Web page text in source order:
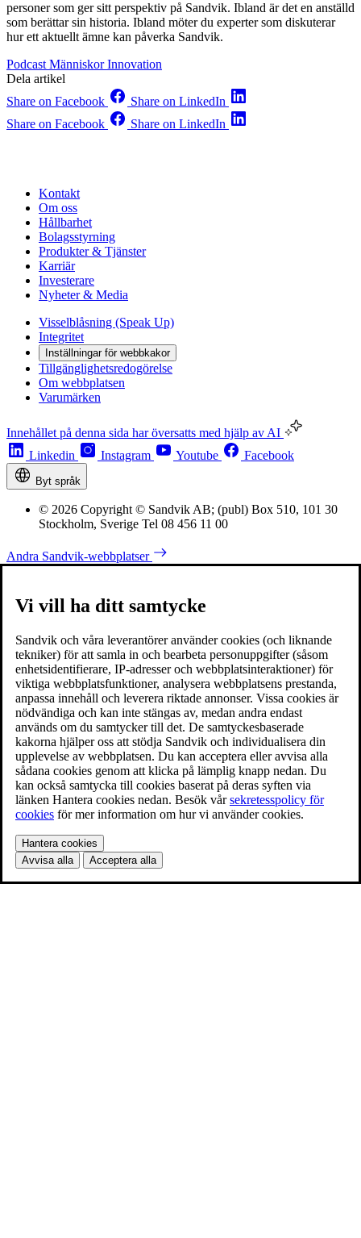
personer som ger sitt perspektiv på Sandvik. Ibland är det en anställd
som berättar sin historia. Ibland möter du experter som diskuterar
hur ett aktuellt ämne kan påverka Sandvik.
Podcast MänniskorInnovation
Dela artikel
Share on Facebook
Share on LinkedIn
Share on Facebook
Share on LinkedIn
Kontakt
Om oss
Hållbarhet
Bolagsstyrning
Produkter & Tjänster
Karriär
Investerare
Nyheter & Media
Visselblåsning (Speak Up)
Integritet
Inställningar för webbkakor
Tillgänglighetsredogörelse
Om webbplatsen
Varumärken
Innehållet på denna sida har översatts med hjälp av AI
Linkedin
Instagram Youtube Facebook
Byt språk
© 2026 Copyright © Sandvik AB; (publ) Box 510, 101 30
Stockholm, Sverige Tel 08 456 11 00
Andra Sandvik-webbplatser
Vi vill ha ditt samtycke
Sandvik och våra leverantörer använder cookies (och liknande
tekniker) för att samla in och bearbeta personuppgifter (såsom
enhetsidentifierare, IP-adresser och webbplatsinteraktioner) för
viktiga webbplatsfunktioner, analysera webbplatsens prestanda,
anpassa innehåll och leverera riktade annonser. Vissa cookies är
nödvändiga och kan inte stängas av, medan andra endast
används om du samtycker till det. De samtyckesbaserade
kakorna hjälper oss att stödja Sandvik och individualisera din
upplevelse av webbplatsen. Du kan acceptera eller avvisa alla
sådana cookies genom att klicka på lämplig knapp nedan. Du
kan också samtycka till cookies baserat på deras syften via
länken Hantera cookies nedan. Besök vårsekretesspolicy för
cookies för mer information om hur vi använder cookies.
Hantera cookies
Avvisa alla
Acceptera alla